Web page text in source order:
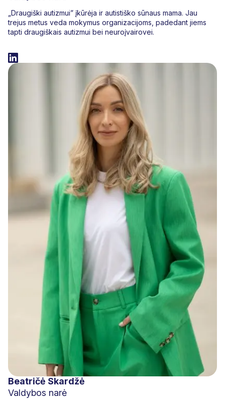
„Draugiški autizmui” įkūrėja ir autistiško sūnaus mama. Jau
trejus metus veda mokymus organizacijoms, padedant jiems
tapti draugiškais autizmui bei neuroįvairovei.
Beatričė Skardžė
Valdybos narė